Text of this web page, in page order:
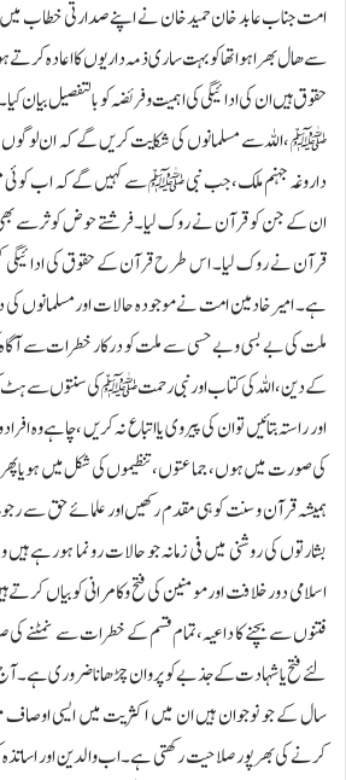
امت جناب عابد خان حمید خان نے اپنے صدارتی خطاب
سے ھال بھرا ہوا تھا کو بہت ساری ذمہ داریوں کا اعادہ
حقوق ہیں ان کی ادائیگی کی اہمیت و فریضہ کو بالتفصیل
ﷺ ،اللہ سے مسلمانوں کی شکایت کریں گے کہ ان لوگوں
داروغہ جہنم ملک، جب نبی ﷺ سے کہیں گے کہ اب کوئی
ان کے جن کو قرآن نے روک لیا۔فرشتے حوض کوثر سے
قرآن نے روک لیا۔ اس طرح قرآن کے حقوق کی ادائیگی
ہے۔ امیر خادمین امت نے موجودہ حالات اور مسلمانوں کی
ملت کی بے بسی و بے حسی سے ملت کو درکار خطرات سے آگاہ
کے دین ، اللہ کی کتاب اور نبی رحمت ﷺ کی سنتوں سے ہٹ
اور راستہ بتائیں تو ان کی پیروی یا اتباع نہ کریں ،چاہے وہ
کی صورت میں ہوں، جماعتوں، تنظیموں کی شکل میں ہو یا
ہمیشہ قرآن و سنت کو ہی مقدم رکھیں اور علمائے حق سے
بشارتوں کی روشنی میں فی زمانہ جو حالات رونما ہورہے
اسلامی دور خلافت اور مومنین کی فتح و کامرانی کو بیاں
فتنوں سے بچنے کا داعیہ،تمام قسم کے خطرات سے نمٹنے کی
سال کے جو نوجوان ہیں ان میں اکثریت میں ایسی اوصاف
کرنے کی بھرپور صلاحیت رکھتی ہے۔اب والدین اور